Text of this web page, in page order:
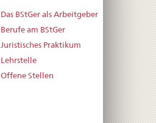
Das BStGer als Arbeitgeber
Berufe am BStGer
Juristisches Praktikum
Lehrstelle
Offene Stellen